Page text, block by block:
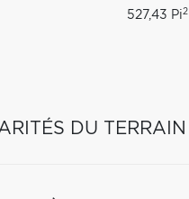
527,43 Pi2
DU TERRAIN